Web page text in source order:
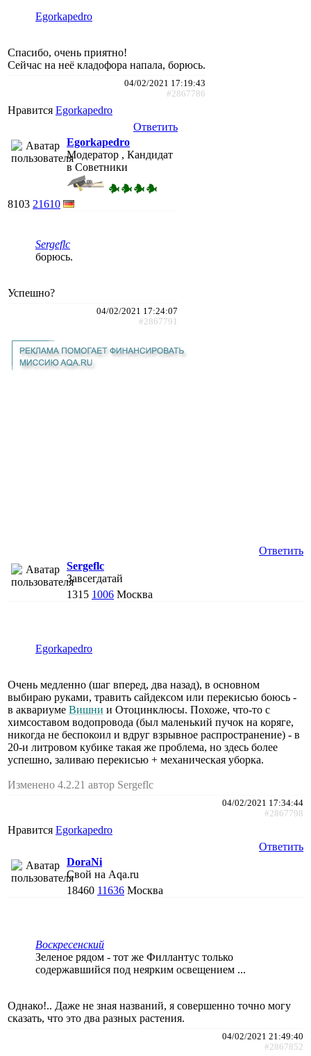
Egorkapedro
Спасибо, очень приятно!
Сейчас на неё кладофора напала, борюсь.
04/02/2021 17:19:43
#2867786
Нравится Egorkapedro
Ответить
Egorkapedro
Модератор , Кандидат
в Советники
8103 21610
Sergeflc
борюсь.
Успешно?
04/02/2021 17:24:07
#2867791
Ответить
Sergeflc
Завсегдатай
1315 1006 Москва
Egorkapedro
Очень медленно (шаг вперед, два назад), в основном
выбираю руками, травить сайдексом или перекисью боюсь -
в аквариуме Вишни и Отоцинклюсы. Похоже, что-то с
химсоставом водопровода (был маленький пучок на коряге,
никогда не беспокоил и вдруг взрывное распространение) - в
20-и литровом кубике такая же проблема, но здесь более
успешно, заливаю перекисью + механическая уборка.
Изменено 4.2.21 автор Sergeflc
04/02/2021 17:34:44
#2867798
Нравится Egorkapedro
Ответить
DoraNi
Свой на Aqa.ru
18460 11636 Москва
Воскресенский
Зеленое рядом - тот же Филлантус только
содержавшийся под неярким освещением ...
Однако!.. Даже не зная названий, я совершенно точно могу
сказать, что это два разных растения.
04/02/2021 21:49:40
#2867852